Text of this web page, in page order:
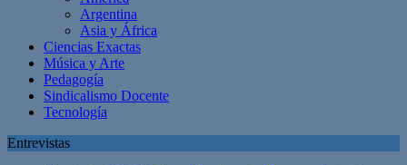
Argentina
Asia y África
Ciencias Exactas
Música y Arte
Pedagogía
Sindicalismo Docente
Tecnología
Entrevistas